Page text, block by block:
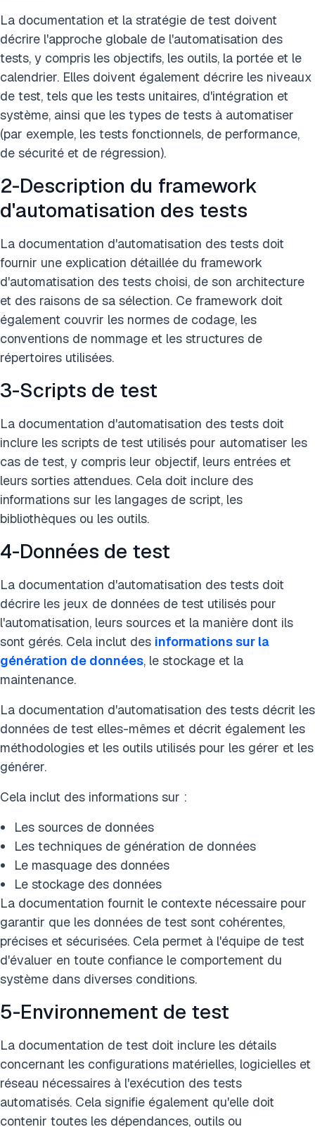
La documentation et la stratégie de test doivent
décrire l'approche globale de l'automatisation des
tests, y compris les objectifs, les outils, la portée et le
calendrier. Elles doivent également décrire les niveaux
de test, tels que les tests unitaires, d'intégration et
système, ainsi que les types de tests à automatiser
(par exemple, les tests fonctionnels, de performance,
de sécurité et de régression).
2-Description du framework
d'automatisation des tests
La documentation d'automatisation des tests doit
fournir une explication détaillée du framework
d'automatisation des tests choisi, de son architecture
et des raisons de sa sélection. Ce framework doit
également couvrir les normes de codage, les
conventions de nommage et les structures de
répertoires utilisées.
3-Scripts de test
La documentation d'automatisation des tests doit
inclure les scripts de test utilisés pour automatiser les
cas de test, y compris leur objectif, leurs entrées et
leurs sorties attendues. Cela doit inclure des
informations sur les langages de script, les
bibliothèques ou les outils.
4-Données de test
La documentation d'automatisation des tests doit
décrire les jeux de données de test utilisés pour
l'automatisation, leurs sources et la manière dont ils
sont gérés. Cela inclut des informations sur la
génération de données, le stockage et la
maintenance.
La documentation d'automatisation des tests décrit les
données de test elles-mêmes et décrit également les
méthodologies et les outils utilisés pour les gérer et les
générer.
Cela inclut des informations sur :
Les sources de données
Les techniques de génération de données
Le masquage des données
Le stockage des données
La documentation fournit le contexte nécessaire pour
garantir que les données de test sont cohérentes,
précises et sécurisées. Cela permet à l'équipe de test
d'évaluer en toute confiance le comportement du
système dans diverses conditions.
5-Environnement de test
La documentation de test doit inclure les détails
concernant les configurations matérielles, logicielles et
réseau nécessaires à l'exécution des tests
automatisés. Cela signifie également qu'elle doit
contenir toutes les dépendances, outils ou